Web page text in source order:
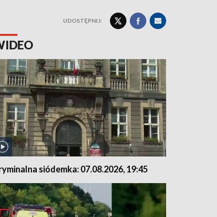
UDOSTĘPNIJ:
siódemka: 07.08.2026, 19:45